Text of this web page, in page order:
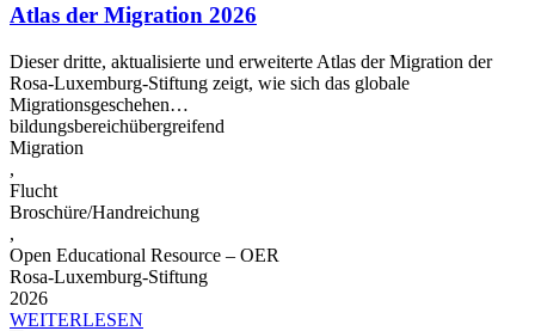
Atlas der Migration 2026
Dieser dritte, aktualisierte und erweiterte Atlas der Migration der
Rosa-Luxemburg-Stiftung zeigt, wie sich das globale
Migrationsgeschehen…
bildungsbereichübergreifend
Migration
,
Flucht
Broschüre/Handreichung
,
Open Educational Resource – OER
Rosa-Luxemburg-Stiftung
2026
WEITERLESEN